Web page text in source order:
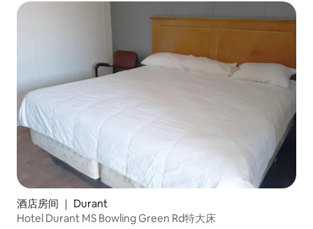
酒店房间 ｜ Durant
Hotel Durant MS Bowling Green Rd特大床